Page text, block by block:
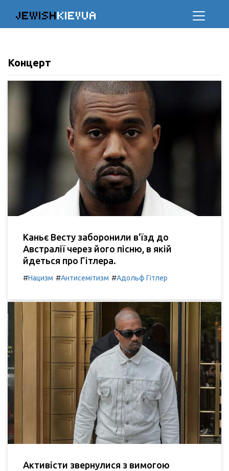
JEWISHKIEVUA
Концерт
Каньє Весту заборонили в'їзд до
Австралії через його пісню, в якій
йдеться про Гітлера.
#Нацизм #Антисемітизм #Адольф Гітлер
Активісти звернулися з вимогою